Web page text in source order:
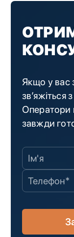
Якщо у вас
Оператори
завжди